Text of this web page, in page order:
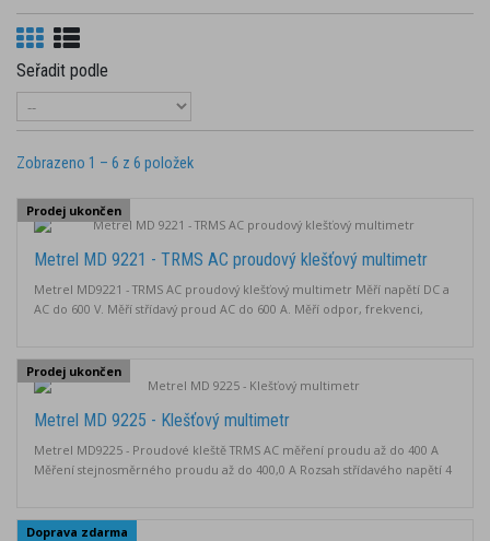
Seřadit podle
Zobrazeno 1 – 6 z 6 položek
Prodej ukončen
Metrel MD 9221 - TRMS AC proudový klešťový multimetr
Metrel MD9221 - TRMS AC proudový klešťový multimetr Měří napětí DC a
AC do 600 V. Měří střídavý proud AC do 600 A. Měří odpor, frekvenci,
elektromagnetického pole. Uchování dat, MIN/MAX/AVG. CAT IV / 300 V,
CAT III / 600 V.
Prodej ukončen
Metrel MD 9225 - Klešťový multimetr
Metrel MD9225 - Proudové kleště TRMS AC měření proudu až do 400 A
Měření stejnosměrného proudu až do 400,0 A Rozsah střídavého napětí 4
IV 300 V
Doprava zdarma